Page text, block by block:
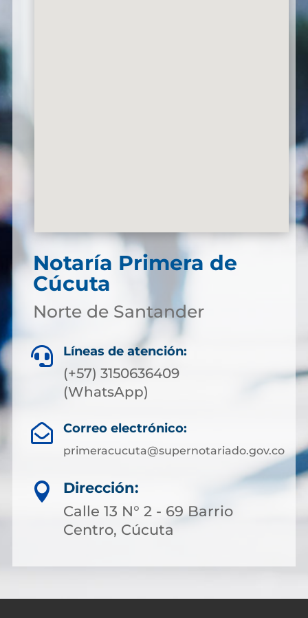
Notaría Primera de
Cúcuta
Norte de Santander
 Líneas de atención:
(+57) 3150636409
(WhatsApp)
 Correo electrónico:
primeracucuta@supernotariado.gov.co

Dirección:
Calle 13 N° 2 - 69 Barrio
Centro, Cúcuta